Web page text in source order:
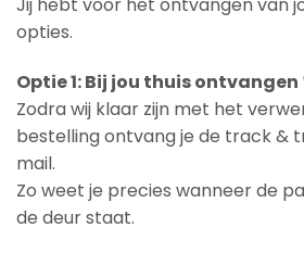
Jij hebt voor het ontvangen van
opties.
Optie 1: Bij jou thuis ontvangen
Zodra wij klaar zijn met het
bestelling ontvang je de track &
mail.
Zo weet je precies wanneer de
de deur staat.